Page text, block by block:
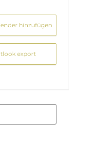
hinzufügen
export